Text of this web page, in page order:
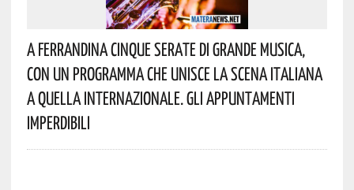
A Ferrandina Cinque Serate Di Grande Musica,
Con Un Programma Che Unisce La Scena Italiana
A Quella Internazionale. Gli Appuntamenti
Imperdibili